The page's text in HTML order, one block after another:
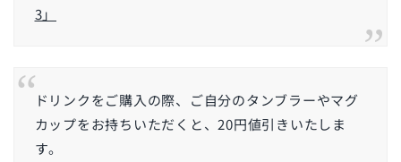
3」
ドリンクをご購入の際、ご自分のタンブラーやマグ
カップをお持ちいただくと、20円値引きいたしま
す。